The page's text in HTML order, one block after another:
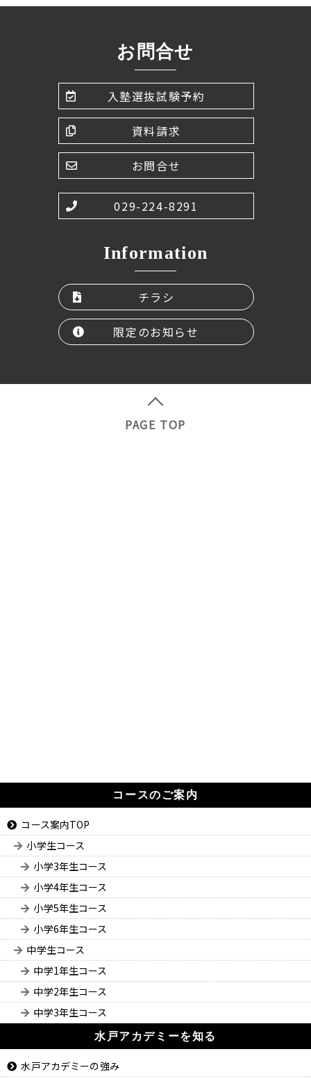
お問合せ
入塾選抜試験予約
資料請求
お問合せ
029-224-8291
Information
チラシ
限定のお知らせ
PAGE TOP
コースのご案内
コース案内TOP
小学生コース
小学3年生コース
小学4年生コース
小学5年生コース
小学6年生コース
中学生コース
中学1年生コース
中学2年生コース
中学3年生コース
水戸アカデミーを知る
水戸アカデミーの強み